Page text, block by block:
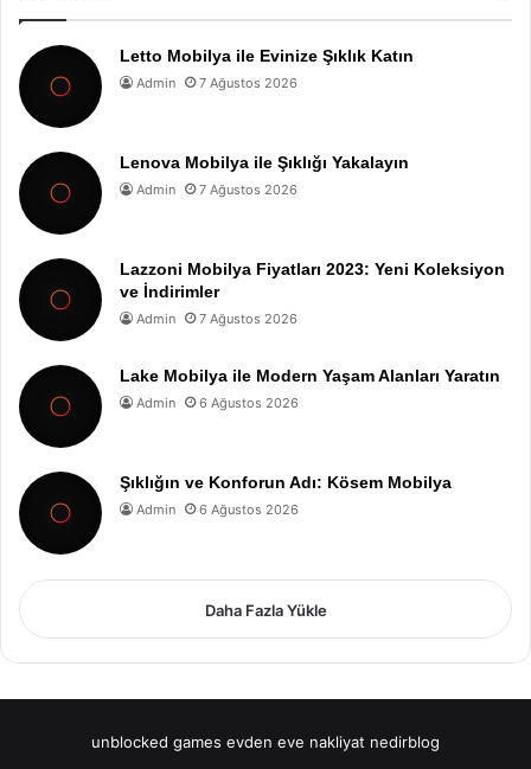
Letto Mobilya ile Evinize Şıklık Katın
Admin 7 Ağustos 2026
Lenova Mobilya ile Şıklığı Yakalayın
Admin 7 Ağustos 2026
Lazzoni Mobilya Fiyatları 2023: Yeni Koleksiyon
ve İndirimler
Admin 7 Ağustos 2026
Lake Mobilya ile Modern Yaşam Alanları Yaratın
Admin 6 Ağustos 2026
Şıklığın ve Konforun Adı: Kösem Mobilya
Admin 6 Ağustos 2026
Daha Fazla Yükle
unblocked games evden eve nakliyat nedirblog